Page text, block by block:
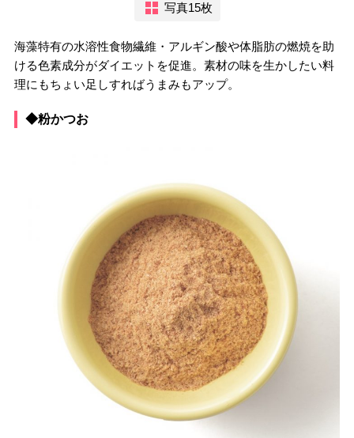
写真15枚
海藻特有の水溶性食物繊維・アルギン酸や体脂肪の燃焼を助
ける色素成分がダイエットを促進。素材の味を生かしたい料
理にもちょい足しすればうまみもアップ。
◆粉かつお